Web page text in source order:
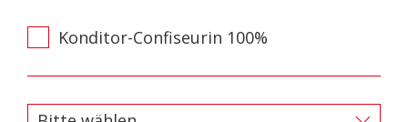
Konditor-Confiseurin 100%